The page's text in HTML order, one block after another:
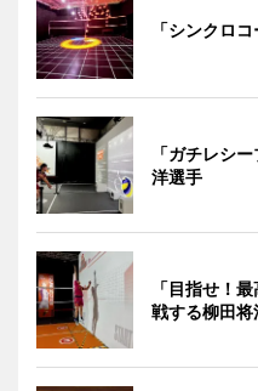
「シンクロコ
「ガチレシ
洋選手
「目指せ！
戦する柳田将